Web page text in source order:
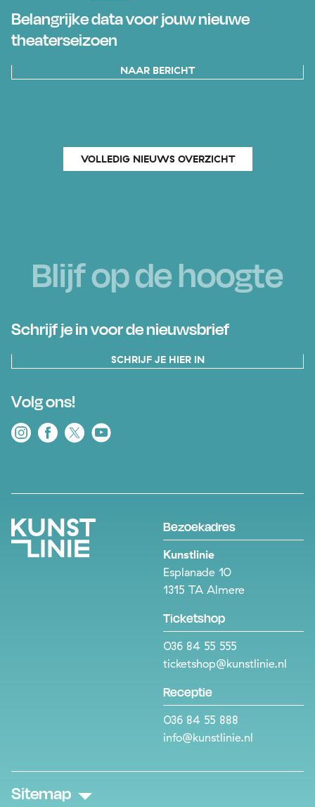
Belangrijke data voor jouw nieuwe
theaterseizoen
NAAR BERICHT
VOLLEDIG NIEUWS OVERZICHT
Blijf op de hoogte
Schrijf je in voor de nieuwsbrief
SCHRIJF JE HIER IN
Volg ons!
Bezoekadres
Kunstlinie
Esplanade 10
1315 TA Almere
Ticketshop
036 84 55 555
ticketshop@kunstlinie.nl
Receptie
036 84 55 888
info@kunstlinie.nl
Sitemap